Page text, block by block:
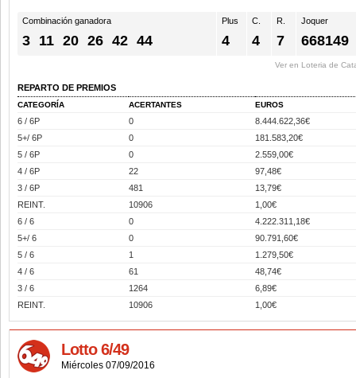
Combinación ganadora
3 11 20 26 42 44
Plus
4
C.
4
R.
7
Joquer
668149
Ver en Loteria de
REPARTO DE PREMIOS
CATEGORÍA ACERTANTES EUROS
6 / 6P 0
8.444.622,36€
5+/ 6P
0
181.583,20€
5 / 6P
0
2.559,00€
4 / 6P
22
97,48€
3 / 6P
481
13,79€
REINT.
10906
1,00€
6 / 6
0
4.222.311,18€
5+/ 6
0
90.791,60€
5 / 6
1
1.279,50€
4 / 6
61
48,74€
3 / 6
1264
6,89€
REINT.
10906 1,00€
Lotto 6/49
Miércoles 07/09/2016